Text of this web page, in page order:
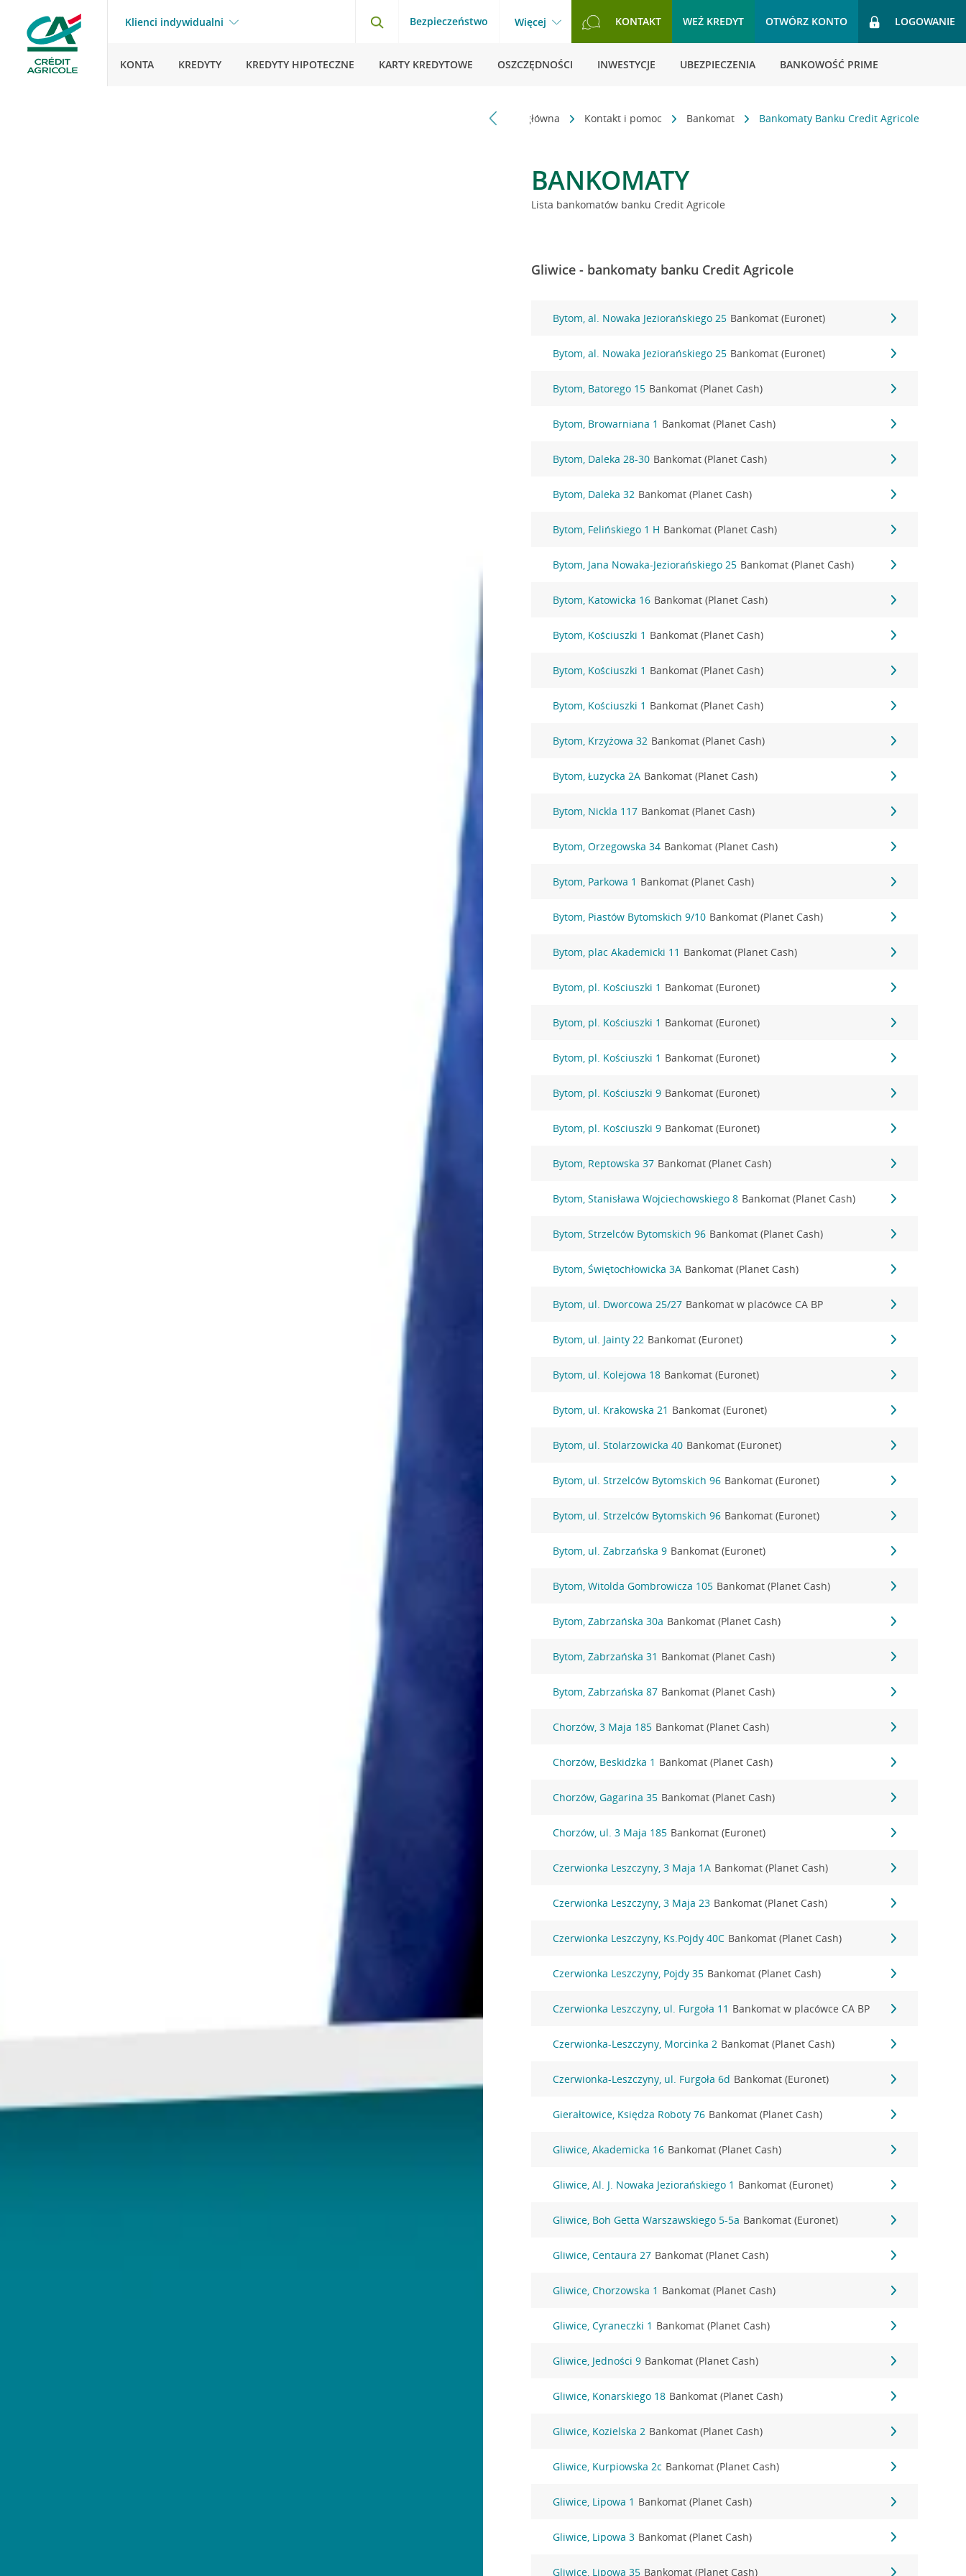
Klienci indywidualni Bezpieczeństwo Więcej KONTAKT WEŹ KREDYT OTWÓRZ KONTO LOGOWANIE
KONTA KREDYTY KREDYTY HIPOTECZNE KARTY KREDYTOWE OSZCZĘDNOŚCI INWESTYCJE UBEZPIECZENIA BANKOWOŚĆ PRIME
Strona główna Kontakt i pomoc Bankomat Bankomaty Banku Credit Agricole
BANKOMATY
Lista bankomatów banku Credit Agricole
Gliwice - bankomaty banku Credit Agricole
Bytom, al. Nowaka Jeziorańskiego 25 Bankomat (Euronet)
Bytom, al. Nowaka Jeziorańskiego 25 Bankomat (Euronet)
Bytom, Batorego 15 Bankomat (Planet Cash)
Bytom, Browarniana 1 Bankomat (Planet Cash)
Bytom, Daleka 28-30 Bankomat (Planet Cash)
Bytom, Daleka 32 Bankomat (Planet Cash)
Bytom, Felińskiego 1 H Bankomat (Planet Cash)
Bytom, Jana Nowaka-Jeziorańskiego 25 Bankomat (Planet Cash)
Bytom, Katowicka 16 Bankomat (Planet Cash)
Bytom, Kościuszki 1 Bankomat (Planet Cash)
Bytom, Kościuszki 1 Bankomat (Planet Cash)
Bytom, Kościuszki 1 Bankomat (Planet Cash)
Bytom, Krzyżowa 32 Bankomat (Planet Cash)
Bytom, Łużycka 2A Bankomat (Planet Cash)
Bytom, Nickla 117 Bankomat (Planet Cash)
Bytom, Orzegowska 34 Bankomat (Planet Cash)
Bytom, Parkowa 1 Bankomat (Planet Cash)
Bytom, Piastów Bytomskich 9/10 Bankomat (Planet Cash)
Bytom, plac Akademicki 11 Bankomat (Planet Cash)
Bytom, pl. Kościuszki 1 Bankomat (Euronet)
Bytom, pl. Kościuszki 1 Bankomat (Euronet)
Bytom, pl. Kościuszki 1 Bankomat (Euronet)
Bytom, pl. Kościuszki 9 Bankomat (Euronet)
Bytom, pl. Kościuszki 9 Bankomat (Euronet)
Bytom, Reptowska 37 Bankomat (Planet Cash)
Bytom, Stanisława Wojciechowskiego 8 Bankomat (Planet Cash)
Bytom, Strzelców Bytomskich 96 Bankomat (Planet Cash)
Bytom, Świętochłowicka 3A Bankomat (Planet Cash)
Bytom, ul. Dworcowa 25/27 Bankomat w placówce CA BP
Bytom, ul. Jainty 22 Bankomat (Euronet)
Bytom, ul. Kolejowa 18 Bankomat (Euronet)
Bytom, ul. Krakowska 21 Bankomat (Euronet)
Bytom, ul. Stolarzowicka 40 Bankomat (Euronet)
Bytom, ul. Strzelców Bytomskich 96 Bankomat (Euronet)
Bytom, ul. Strzelców Bytomskich 96 Bankomat (Euronet)
Bytom, ul. Zabrzańska 9 Bankomat (Euronet)
Bytom, Witolda Gombrowicza 105 Bankomat (Planet Cash)
Bytom, Zabrzańska 30a Bankomat (Planet Cash)
Bytom, Zabrzańska 31 Bankomat (Planet Cash)
Bytom, Zabrzańska 87 Bankomat (Planet Cash)
Chorzów, 3 Maja 185 Bankomat (Planet Cash)
Chorzów, Beskidzka 1 Bankomat (Planet Cash)
Chorzów, Gagarina 35 Bankomat (Planet Cash)
Chorzów, ul. 3 Maja 185 Bankomat (Euronet)
Czerwionka Leszczyny, 3 Maja 1A Bankomat (Planet Cash)
Czerwionka Leszczyny, 3 Maja 23 Bankomat (Planet Cash)
Czerwionka Leszczyny, Ks.Pojdy 40C Bankomat (Planet Cash)
Czerwionka Leszczyny, Pojdy 35 Bankomat (Planet Cash)
Czerwionka Leszczyny, ul. Furgoła 11 Bankomat w placówce CA BP
Czerwionka-Leszczyny, Morcinka 2 Bankomat (Planet Cash)
Czerwionka-Leszczyny, ul. Furgoła 6d Bankomat (Euronet)
Gierałtowice, Księdza Roboty 76 Bankomat (Planet Cash)
Gliwice, Akademicka 16 Bankomat (Planet Cash)
Gliwice, Al. J. Nowaka Jeziorańskiego 1 Bankomat (Euronet)
Gliwice, Boh Getta Warszawskiego 5-5a Bankomat (Euronet)
Gliwice, Centaura 27 Bankomat (Planet Cash)
Gliwice, Chorzowska 1 Bankomat (Planet Cash)
Gliwice, Cyraneczki 1 Bankomat (Planet Cash)
Gliwice, Jedności 9 Bankomat (Planet Cash)
Gliwice, Konarskiego 18 Bankomat (Planet Cash)
Gliwice, Kozielska 2 Bankomat (Planet Cash)
Gliwice, Kurpiowska 2c Bankomat (Planet Cash)
Gliwice, Lipowa 1 Bankomat (Planet Cash)
Gliwice, Lipowa 3 Bankomat (Planet Cash)
Gliwice, Lipowa 35 Bankomat (Planet Cash)